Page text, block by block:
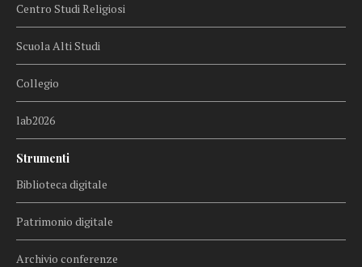
Centro Studi Religiosi
Scuola Alti Studi
Collegio
lab2026
Strumenti
Biblioteca digitale
Patrimonio digitale
Archivio conferenze